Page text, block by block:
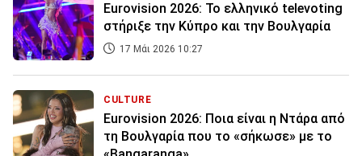
Eurovision 2026: Το ελληνικό televoting
στήριξε την Κύπρο και την Βουλγαρία
17 Μάι 2026 10:27
CULTURE
Eurovision 2026: Ποια είναι η Ντάρα από
τη Βουλγαρία που το «σήκωσε» με το